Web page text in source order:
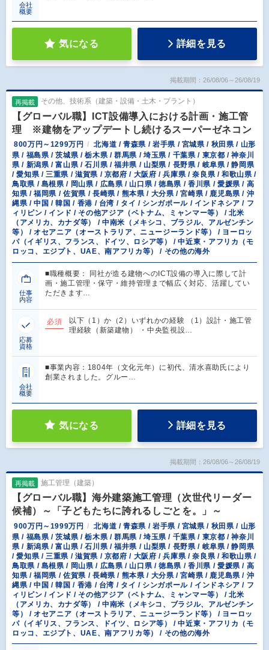
会社
概要
気になる 詳細を見る
掲載期間：26/08/06～26/08/19
再掲載 その他、技術系（建築・設備・土木・プラント）
【グローバル職】ICT設備導入における計画・施工管
理 ※建物をアップデートし続けるスーパーゼネコン
800万円～1299万円
北海道 / 青森県 / 岩手県 / 宮城県 / 秋田県 / 山形
県 / 福島県 / 茨城県 / 栃木県 / 群馬県 / 埼玉県 / 千葉県 / 東京都 / 神奈川
県 / 新潟県 / 富山県 / 石川県 / 福井県 / 山梨県 / 長野県 / 岐阜県 / 静岡県
/ 愛知県 / 三重県 / 滋賀県 / 京都府 / 大阪府 / 兵庫県 / 奈良県 / 和歌山県 /
鳥取県 / 島根県 / 岡山県 / 広島県 / 山口県 / 徳島県 / 香川県 / 愛媛県 / 高
知県 / 福岡県 / 佐賀県 / 長崎県 / 熊本県 / 大分県 / 宮崎県 / 鹿児島県 / 沖
縄県 / 中国 / 韓国 / 香港 / 台湾 / タイ / シンガポール / インドネシア / フ
ィリピン / インド / その他アジア（ベトナム、ミャンマー等） / 北米
（アメリカ、カナダ等） / 中南米（メキシコ、ブラジル、アルゼンチン
等） / オセアニア（オーストラリア、ニュージーランド等） / ヨーロッ
パ（イギリス、フランス、ドイツ、ロシア等） / 中近東・アフリカ（モ
ロッコ、エジプト、UAE、南アフリカ等） / その他の海外
仕事
内容
■職種概要： 同社が造る建物へのICT設備の導入に際して計
画・施工管理・保守・維持管理まで幅広く対応、活躍してい
ただきます…
応募
資格
必須
以下（1）か（2）いずれかの経験 （1）設計・施工管
理経験（新築建物） ・中央監視設…
会社
概要
■事業内容：1804年（文化元年）に初代、清水喜助氏により
創業されました。グルー…
気になる 詳細を見る
掲載期間：26/08/06～26/08/19
再掲載 施工管理（建築）
【グローバル職】海外建築施工管理（次世代リーダー
候補）～「子どもたちに誇れるしごとを。」～
900万円～1999万円
北海道 / 青森県 / 岩手県 / 宮城県 / 秋田県 / 山形
県 / 福島県 / 茨城県 / 栃木県 / 群馬県 / 埼玉県 / 千葉県 / 東京都 / 神奈川
県 / 新潟県 / 富山県 / 石川県 / 福井県 / 山梨県 / 長野県 / 岐阜県 / 静岡県
/ 愛知県 / 三重県 / 滋賀県 / 京都府 / 大阪府 / 兵庫県 / 奈良県 / 和歌山県 /
鳥取県 / 島根県 / 岡山県 / 広島県 / 山口県 / 徳島県 / 香川県 / 愛媛県 / 高
知県 / 福岡県 / 佐賀県 / 長崎県 / 熊本県 / 大分県 / 宮崎県 / 鹿児島県 / 沖
縄県 / 中国 / 韓国 / 香港 / 台湾 / タイ / シンガポール / インドネシア / フ
ィリピン / インド / その他アジア（ベトナム、ミャンマー等） / 北米
（アメリカ、カナダ等） / 中南米（メキシコ、ブラジル、アルゼンチン
等） / オセアニア（オーストラリア、ニュージーランド等） / ヨーロッ
パ（イギリス、フランス、ドイツ、ロシア等） / 中近東・アフリカ（モ
ロッコ、エジプト、UAE、南アフリカ等） / その他の海外